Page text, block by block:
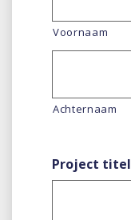
Voornaam
Achternaam
Project titel